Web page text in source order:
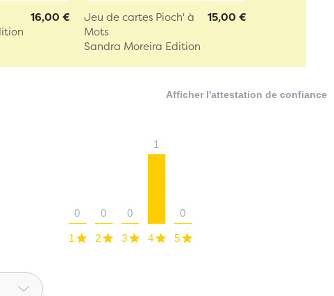
16,00 €
Jeu de cartes Pioch' à
Mots
Sandra Moreira Edition
15,00 €
Afficher l'attestation de confiance
1
0
2
0
3
0
4
1
5
0